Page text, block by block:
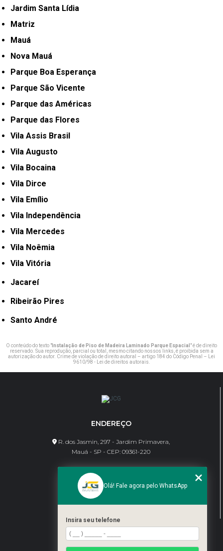
Jardim Santa Lídia
Matriz
Mauá
Nova Mauá
Parque Boa Esperança
Parque São Vicente
Parque das Américas
Parque das Flores
Vila Assis Brasil
Vila Augusto
Vila Bocaina
Vila Dirce
Vila Emílio
Vila Independência
Vila Mercedes
Vila Noêmia
Vila Vitória
Jacareí
Ribeirão Pires
Santo André
O conteúdo do texto " Instalação de Piso de Madeira Laminado Parque Espacial " é de direito
reservado. Sua reprodução, parcial ou total, mesmo citando nossos links, é proibida sem a
autorização do autor. Crime de violação de direito autoral – artigo 184 do Código Penal – Lei
9610/98 - Lei de direitos autorais.
ENDEREÇO
R. dos Jasmin, 297 - Jardim Primavera,
Mauá - SP - CEP: 09361-220
CONTATO
(11) 95462-8630
bene@jcgdivisorias.com
Home
Olá! Fale agora pelo WhatsApp
Insira seu telefone